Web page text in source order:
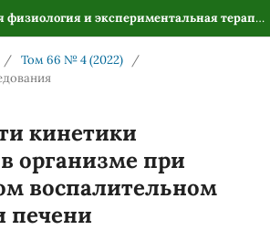
Патологическая физиология и экспериментальная терапия
/ Том 66 № 4 (2022)
/
кинетики
организме при
воспалительном
печени